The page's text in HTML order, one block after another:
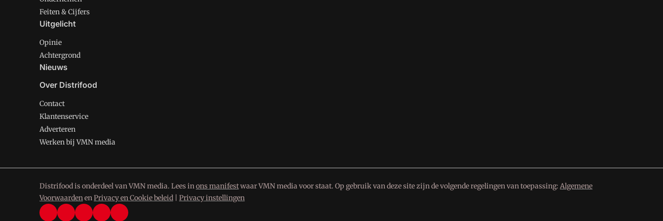
Feiten & Cijfers
Uitgelicht
Opinie
Achtergrond
Nieuws
Over Distrifood
Contact
Klantenservice
Adverteren
Werken bij VMN media
Distrifood is onderdeel van VMN media. Lees inons manifestwaar VMN media voor staat. Op gebruik van deze site zijn de volgende regelingen van toepassing: Algemene
VoorwaardenenPrivacy en Cookie beleid Privacy instellingen